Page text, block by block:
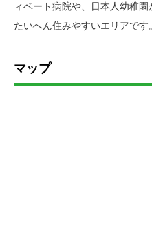
ィベート病院や、日本人幼稚
たいへん住みやすいエリアです。
マップ